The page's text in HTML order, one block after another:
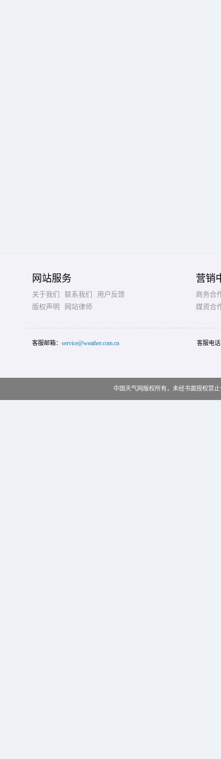
网站服务
关于我们 联系我们
用户反馈
版权声明
网站律师
营销
商务合
媒资合
客服邮箱： service@weather.com.cn 客服电
中国天气网版权所有，未经书面授权